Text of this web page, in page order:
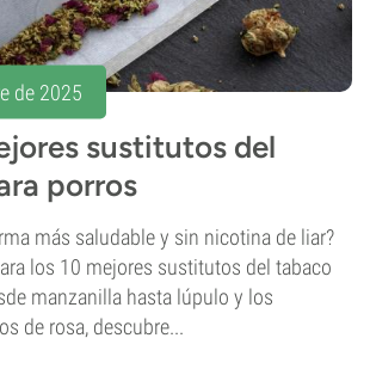
de 2025
sustitutos del
porros
más saludable y sin nicotina de liar?
los 10 mejores sustitutos del tabaco
manzanilla hasta lúpulo y los
de rosa, descubre...